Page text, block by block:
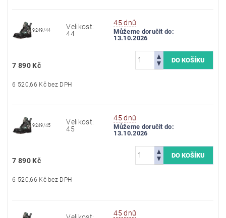
9249/44
Velikost:
44
45 dnů
Můžeme doručit do:
13.10.2026
7 890 Kč
6 520,66 Kč bez DPH
9249/45
Velikost:
45
45 dnů
Můžeme doručit do:
13.10.2026
7 890 Kč
6 520,66 Kč bez DPH
45 dnů